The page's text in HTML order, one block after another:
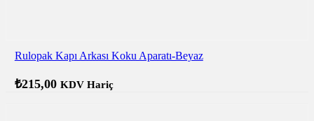
Rulopak Kapı Arkası Koku Aparatı-Beyaz
₺215,00 KDV Hariç